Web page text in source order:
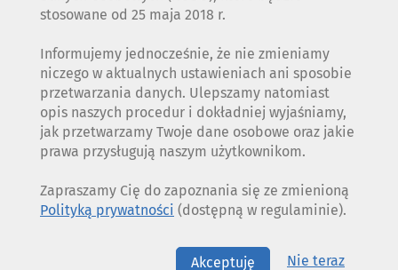
stosowane od 25 maja 2018 r.
Informujemy jednocześnie, że nie zmieniamy
niczego w aktualnych ustawieniach ani sposobie
przetwarzania danych. Ulepszamy natomiast
opis naszych procedur i dokładniej wyjaśniamy,
jak przetwarzamy Twoje dane osobowe oraz jakie
prawa przysługują naszym użytkownikom.
Zapraszamy Cię do zapoznania się ze zmienioną
Polityką prywatności (dostępną w regulaminie).
Akceptuję Nie teraz